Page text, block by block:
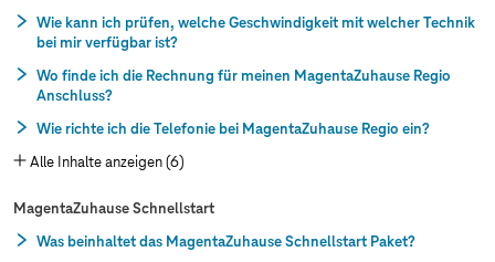
Wie kann ich prüfen, welche Geschwindigkeit mit welcher Technik
bei mir verfügbar ist?
Wo finde ich die Rechnung für meinen MagentaZuhause Regio
Anschluss?
Wie richte ich die Telefonie bei MagentaZuhause Regio ein?
Alle Inhalte anzeigen (6)
MagentaZuhause Schnellstart
Was beinhaltet das MagentaZuhause Schnellstart Paket?